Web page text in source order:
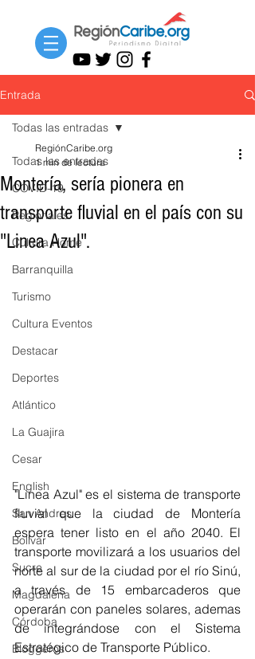
Entrada
Todas las entradas
COVID-19
Regionales
Cultura Home
Barranquilla
Turismo
Cultura Eventos
Destacar
Deportes
Atlántico
La Guajira
Cesar
English
San Andres
Bolívar
Sucre
Magdalena
Córdoba
Bloggeros
Todas las entradas
Montería, sería pionera en
transporte fluvial en el país con su
"Linea Azul".
RegiónCaribe.org
1 min de lectura
"Linea Azul" es el sistema de transporte
fluvial que la ciudad de Montería
espera tener listo en el año 2040. El
transporte movilizará a los usuarios del
norte al sur de la ciudad por el río Sinú,
a través de 15 embarcaderos que
operarán con paneles solares, ademas
de integrándose con el Sistema
Estratégico de Transporte Público.